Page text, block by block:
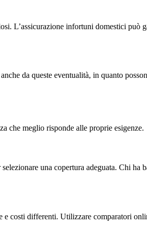
L’assicurazione infortuni domestici può
da queste eventualità, in quanto
che meglio risponde alle proprie esigenze.
una copertura adeguata. Chi
costi differenti. Utilizzare comparatori